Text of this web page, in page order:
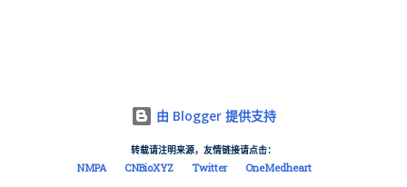
由 Blogger 提供支持
转载请注明来源，友情链接请点击：
NMPA CNBioXYZ Twitter OneMedheart